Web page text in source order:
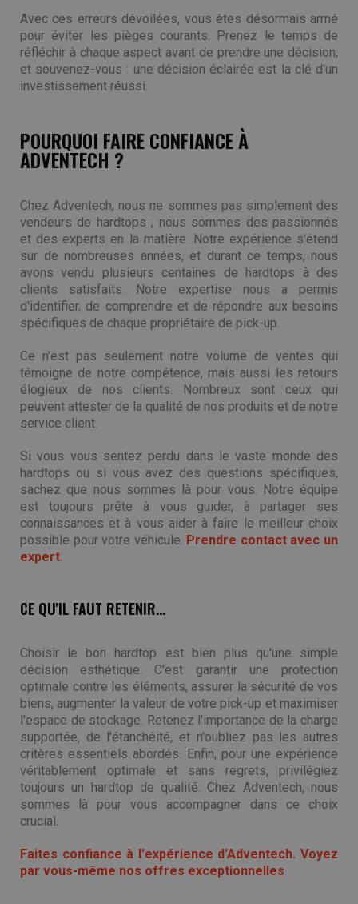
Avec ces erreurs dévoilées, vous êtes désormais armé
pour éviter les pièges courants. Prenez le temps de
réfléchir à chaque aspect avant de prendre une décision,
et souvenez-vous : une décision éclairée est la clé d'un
investissement réussi.
POURQUOI FAIRE CONFIANCE À
ADVENTECH ?
Chez Adventech, nous ne sommes pas simplement des
vendeurs de hardtops ; nous sommes des passionnés
et des experts en la matière. Notre expérience s'étend
sur de nombreuses années, et durant ce temps, nous
avons vendu plusieurs centaines de hardtops à des
clients satisfaits. Notre expertise nous a permis
d'identifier, de comprendre et de répondre aux besoins
spécifiques de chaque propriétaire de pick-up.
Ce n'est pas seulement notre volume de ventes qui
témoigne de notre compétence, mais aussi les retours
élogieux de nos clients. Nombreux sont ceux qui
peuvent attester de la qualité de nos produits et de notre
service client.
Si vous vous sentez perdu dans le vaste monde des
hardtops ou si vous avez des questions spécifiques,
sachez que nous sommes là pour vous. Notre équipe
est toujours prête à vous guider, à partager ses
connaissances et à vous aider à faire le meilleur choix
possible pour votre véhicule. Prendre contact avec un
expert.
CE QU'IL FAUT RETENIR...
Choisir le bon hardtop est bien plus qu'une simple
décision esthétique. C'est garantir une protection
optimale contre les éléments, assurer la sécurité de vos
biens, augmenter la valeur de votre pick-up et maximiser
l'espace de stockage. Retenez l'importance de la charge
supportée, de l'étanchéité, et n'oubliez pas les autres
critères essentiels abordés. Enfin, pour une expérience
véritablement optimale et sans regrets, privilégiez
toujours un hardtop de qualité. Chez Adventech, nous
sommes là pour vous accompagner dans ce choix
crucial.
Faites confiance à l'expérience d'Adventech. Voyez
par vous-même nos offres exceptionnelles